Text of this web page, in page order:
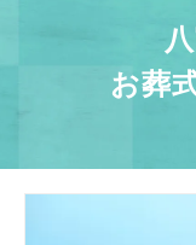
お葬